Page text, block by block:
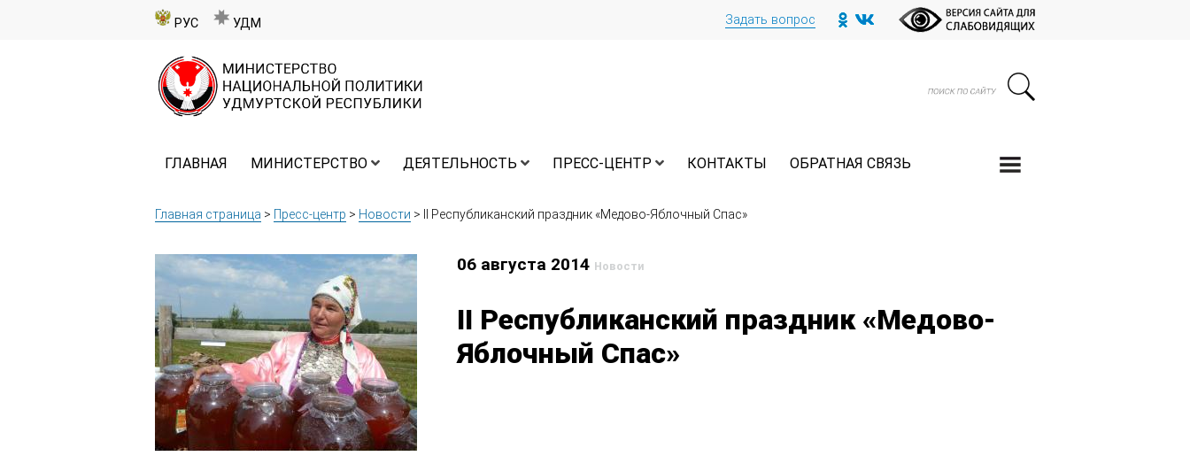
РУС УДМ Задать вопрос
ГЛАВНАЯ МИНИСТЕРСТВО ДЕЯТЕЛЬНОСТЬ ПРЕСС-ЦЕНТР КОНТАКТЫ ОБРАТНАЯ СВЯЗЬ
Главная страница > Пресс-центр > Новости > II Республиканский праздник «Медово-Яблочный Спас»
06 августа 2014 Новости
II Республиканский праздник «Медово-
Яблочный Спас»